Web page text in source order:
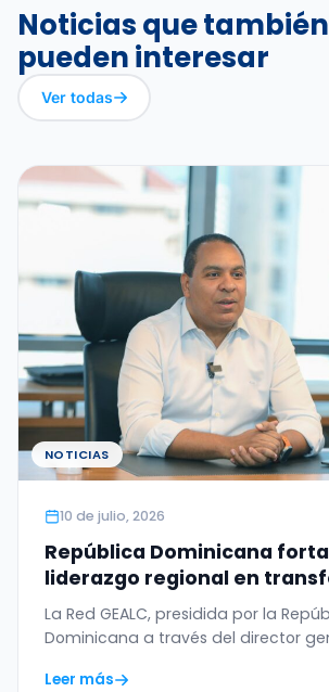
Noticias que
pueden interesar
Ver todas
NOTICIAS
10 de julio, 2026
República Dominicana
liderazgo regional en
digital con el WSIS Prize
a la Red GEALC
La Red GEALC, presidida por la
Dominicana a través del director
Leer más